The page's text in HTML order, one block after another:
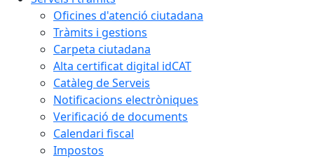
Oficines d'atenció ciutadana
Tràmits i gestions
Carpeta ciutadana
Alta certificat digital idCAT
Catàleg de Serveis
Notificacions electròniques
Verificació de documents
Calendari fiscal
Impostos